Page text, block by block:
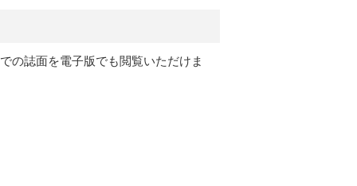
の誌面を電子版でも閲覧いただけま